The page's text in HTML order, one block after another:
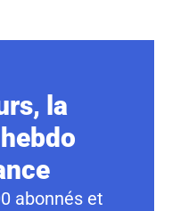
la
abonnés et